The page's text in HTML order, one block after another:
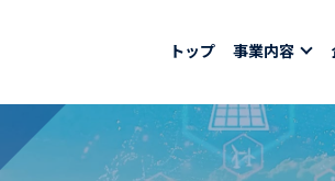
トップ 事業内容